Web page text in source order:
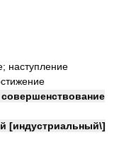
наступление
[индустриальный\]